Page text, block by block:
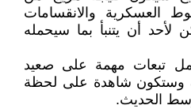
العسكرية والانقسامات
لأحد أن يتنبأ بما سيحمله
تبعات مهمة على صعيد
وستكون شاهدة على لحظة
الحديث.